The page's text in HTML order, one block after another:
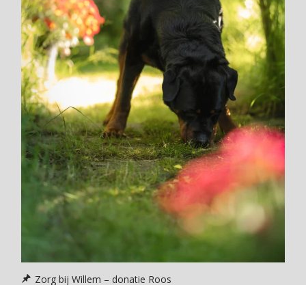
Zorg bij Willem – donatie Roos